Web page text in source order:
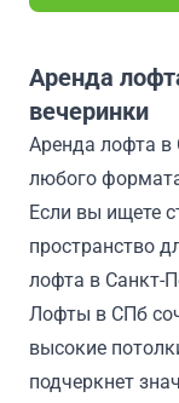
Аренда
вечеринки
Аренда лофта в
любого
Если вы ищете
пространство
лофта в Санкт-
Лофты в СПб
высокие
подчеркнет